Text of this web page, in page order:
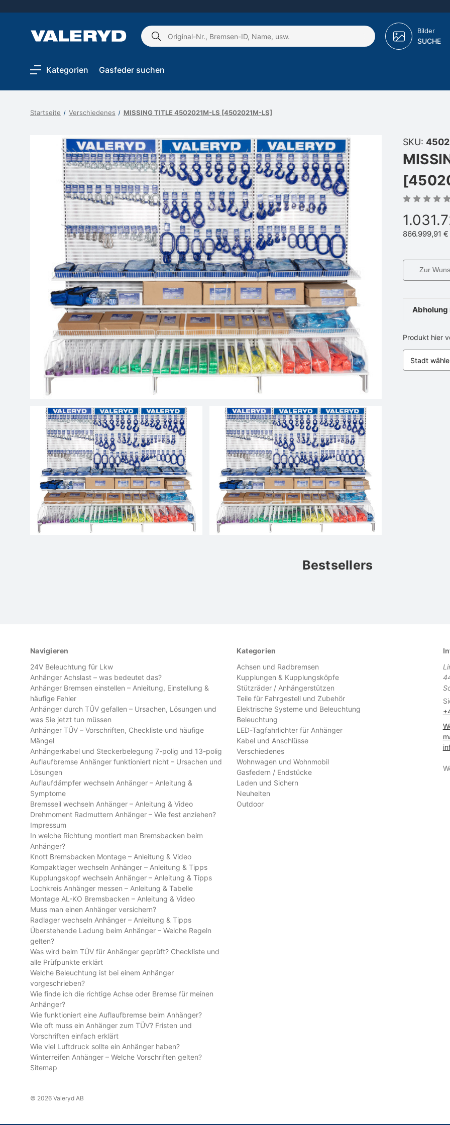
Schlagwort
Bilder
SUCHE
Kategorien Gasfeder suchen
Startseite Verschiedenes MISSING TITLE 4502021M-LS [4502021M-LS]
SKU:
866.999,91 €
Zur
Abholung
Produkt hier
Bestsellers
Navigieren
24V Beleuchtung für Lkw
Anhänger Achslast – was bedeutet das?
Anhänger Bremsen einstellen – Anleitung, Einstellung &
häufige Fehler
Anhänger durch TÜV gefallen – Ursachen, Lösungen und
was Sie jetzt tun müssen
Anhänger TÜV – Vorschriften, Checkliste und häufige
Mängel
Anhängerkabel und Steckerbelegung 7-polig und 13-polig
Auflaufbremse Anhänger funktioniert nicht – Ursachen und
Lösungen
Auflaufdämpfer wechseln Anhänger – Anleitung &
Symptome
Bremsseil wechseln Anhänger – Anleitung & Video
Drehmoment Radmuttern Anhänger – Wie fest anziehen?
Impressum
In welche Richtung montiert man Bremsbacken beim
Anhänger?
Knott Bremsbacken Montage – Anleitung & Video
Kompaktlager wechseln Anhänger – Anleitung & Tipps
Kupplungskopf wechseln Anhänger – Anleitung & Tipps
Lochkreis Anhänger messen – Anleitung & Tabelle
Montage AL-KO Bremsbacken – Anleitung & Video
Muss man einen Anhänger versichern?
Radlager wechseln Anhänger – Anleitung & Tipps
Überstehende Ladung beim Anhänger – Welche Regeln
gelten?
Was wird beim TÜV für Anhänger geprüft? Checkliste und
alle Prüfpunkte erklärt
Welche Beleuchtung ist bei einem Anhänger
vorgeschrieben?
Wie finde ich die richtige Achse oder Bremse für meinen
Anhänger?
Wie funktioniert eine Auflaufbremse beim Anhänger?
Wie oft muss ein Anhänger zum TÜV? Fristen und
Vorschriften einfach erklärt
Wie viel Luftdruck sollte ein Anhänger haben?
Winterreifen Anhänger – Welche Vorschriften gelten?
Sitemap
Kategorien
Achsen und Radbremsen
Kupplungen & Kupplungsköpfe
Stützräder / Anhängerstützen
Teile für Fahrgestell und Zubehör
Elektrische Systeme und Beleuchtung
Beleuchtung
LED-Tagfahrlichter für Anhänger
Kabel und Anschlüsse
Verschiedenes
Wohnwagen und Wohnmobil
Gasfedern / Endstücke
Laden und Sichern
Neuheiten
Outdoor
© 2026 Valeryd AB